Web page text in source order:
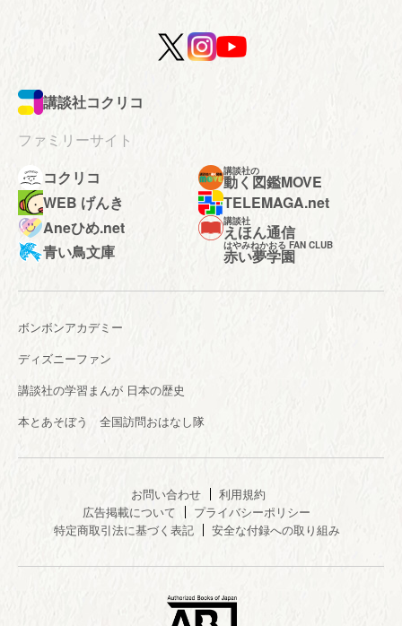
講談社コクリコ
ファミリーサイト
コクリコ
講談社の
動く図鑑MOVE
WEB げんき
TELEMAGA.net
Aneひめ.net
講談社
えほん通信
青い鳥文庫
はやみねかおる FAN CLUB
赤い夢学園
ボンボンアカデミー
ディズニーファン
講談社の学習まんが 日本の歴史
本とあそぼう 全国訪問おはなし隊
お問い合わせ
利用規約
広告掲載について
プライバシーポリシー
特定商取引法に基づく表記
安全な付録への取り組み